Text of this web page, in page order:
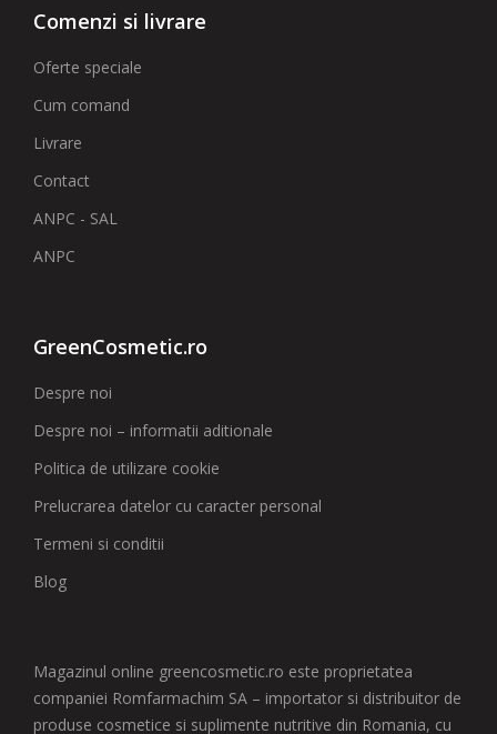
Comenzi si livrare
Oferte speciale
Cum comand
Livrare
Contact
ANPC - SAL
ANPC
GreenCosmetic.ro
Despre noi
Despre noi – informatii aditionale
Politica de utilizare cookie
Prelucrarea datelor cu caracter personal
Termeni si conditii
Blog
Magazinul online greencosmetic.ro este proprietatea
companiei Romfarmachim SA – importator si distribuitor de
produse cosmetice si suplimente nutritive din Romania, cu